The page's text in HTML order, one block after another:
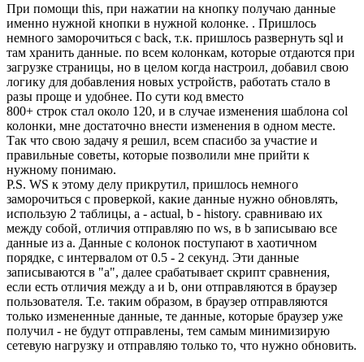
При помощи this, при нажатии на кнопку получаю данные
именно нужной кнопки в нужной колонке. . Пришлось
немного заморочиться с back, т.к. пришлось развернуть sql и
там хранить данные. по всем колонкам, которые отдаются при
загрузке страницы, но в целом когда настроил, добавил свою
логику для добавления новых устройств, работать стало в
разы проще и удобнее. По сути код вместо
800+ строк стал около 120, и в случае изменения шаблона col
колонки, мне достаточно внести изменения в одном месте.
Так что свою задачу я решил, всем спасибо за участие и
правильные советы, которые позволили мне прийти к
нужному понимаю.
P.S. WS к этому делу прикрутил, пришлось немного
заморочиться с проверкой, какие данные нужно обновлять,
использую 2 таблицы, a - actual, b - history. сравниваю их
между собой, отличия отправляю по ws, в b записываю все
данные из a. Данные с колонок поступают в хаотичном
порядке, с интервалом от 0.5 - 2 секунд. Эти данные
записываются в "a", далее срабатывает скрипт сравнения,
если есть отличия между a и b, они отправляются в браузер
пользователя. Т.е. таким образом, в браузер отправляются
только измененные данные, те данные, которые браузер уже
получил - не будут отправлены, тем самым минимизирую
сетевую нагрузку и отправляю только то, что нужно обновить.